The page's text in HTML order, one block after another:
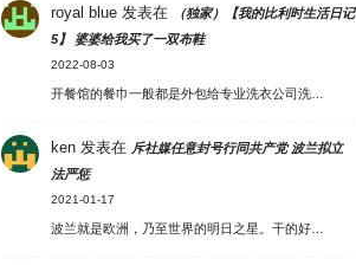
royal blue发表在
（独家）【我的比利时生活日记
5】 婆婆给我买了一双布鞋
2022-08-03
开餐馆的餐巾一般都是外包给专业洗衣公司洗…
ken发表在 斥社媒任意封号行同共产党 波兰拟立
法严惩
2021-01-17
波兰就是欧洲，乃至世界的明日之星。干的好…